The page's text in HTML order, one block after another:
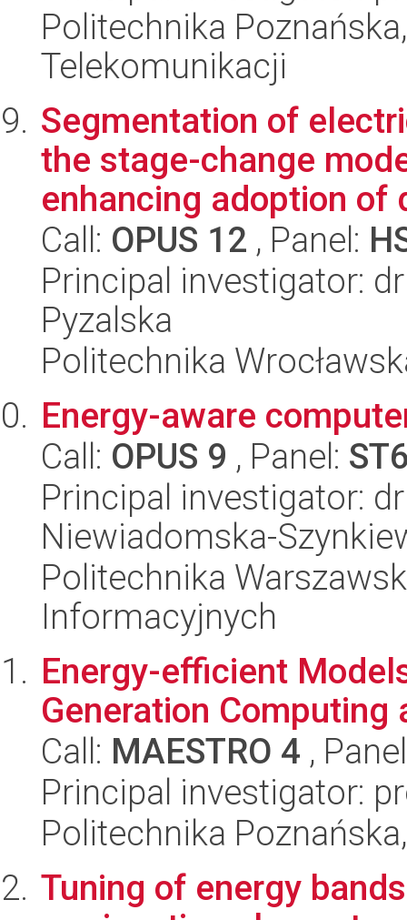
Politechnika
Telekomunikacji
Segmentation of
the stage-change
enhancing adoption of
Call: OPUS 12 , Panel:
Principal investigator:
Pyzalska
Politechnika
Energy-aware
Call: OPUS 9 , Panel:
Principal investigator:
Niewiadomska-
Politechnika
Informacyjnych
Energy-efficient
Generation
Call: MAESTRO 4 ,
Principal investigator:
Politechnika
Tuning of energy